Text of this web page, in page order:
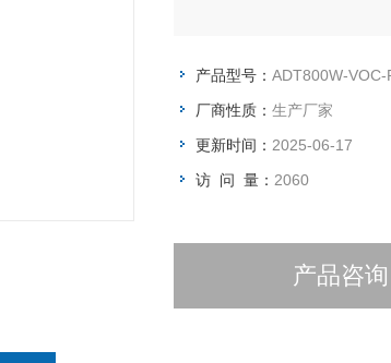
产品型号： ADT800W-VOC-
厂商性质： 生产厂家
更新时间： 2025-06-17
访 问 量： 2060
产品咨询